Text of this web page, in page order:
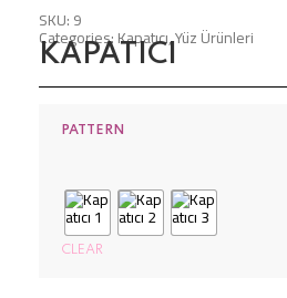
SKU:9
Categories:Kapatıcı,Yüz Ürünleri
KAPATICI
PATTERN
CLEAR